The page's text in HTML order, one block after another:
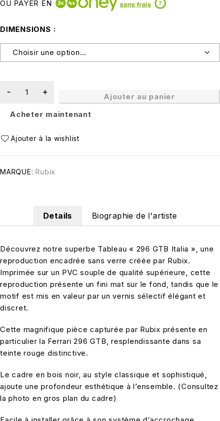
OU PAYER EN ?
DIMENSIONS
Ajouter au panier
Acheter maintenant
MARQUE: Rubix
Details Biographie de l'artiste
Découvrez notre superbe Tableau « 296 GTB Italia », une
reproduction encadrée sans verre créée par Rubix.
Imprimée sur un PVC souple de qualité supérieure, cette
reproduction présente un fini mat sur le fond, tandis que le
motif est mis en valeur par un vernis sélectif élégant et
discret.
Cette magnifique pièce capturée par Rubix présente en
particulier la Ferrari 296 GTB, resplendissante dans sa
teinte rouge distinctive.
Le cadre en bois noir, au style classique et sophistiqué,
ajoute une profondeur esthétique à l’ensemble. (Consultez
la photo en gros plan du cadre)